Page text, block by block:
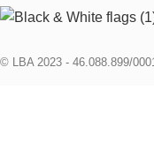
© LBA 2023 - 46.088.899/